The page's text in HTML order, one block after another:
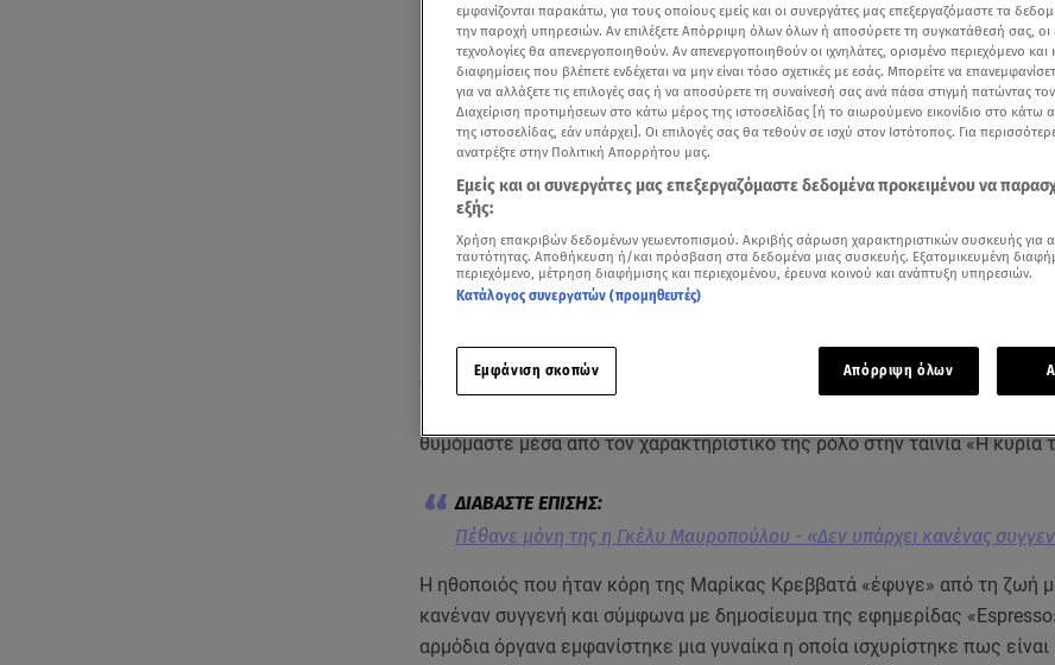
Δείτε περισσότερα άρθρα μας στα αποτελέσματα αναζήτησης
Φτωχότερος έγινε ο χώρος της υποκριτικής μετά τον θάνατο της
θυμόμαστε μέσα από τον χαρακτηριστικό της ρόλο στην ταινία «Η κυρία
Πέθανε μόνη της η Γκέλυ Μαυροπούλου - «Δεν υπάρχει κανένας
Η ηθοποιός που ήταν κόρη της Μαρίκας Κρεββατά «έφυγε» από τη ζωή
κανέναν συγγενή και σύμφωνα με δημοσίευμα της εφημερίδας
αρμόδια όργανα εμφανίστηκε μια γυναίκα η οποία ισχυρίστηκε πως είναι
εμφανίζονται παρακάτω, για τους οποίους εμείς και οι συνεργάτες μας επεξεργαζόμαστε τα
την παροχή υπηρεσιών. Αν επιλέξετε Απόρριψη όλων όλων ή αποσύρετε τη συγκατάθεσή σας, οι
τεχνολογίες θα απενεργοποιηθούν. Αν απενεργοποιηθούν οι ιχνηλάτες, ορισμένο περιεχόμενο και
διαφημίσεις που βλέπετε ενδέχεται να μην είναι τόσο σχετικές με εσάς. Μπορείτε να
για να αλλάξετε τις επιλογές σας ή να αποσύρετε τη συναίνεσή σας ανά πάσα στιγμή πατώντας
Διαχείριση προτιμήσεων στο κάτω μέρος της ιστοσελίδας [ή το αιωρούμενο εικονίδιο στο κάτω
της ιστοσελίδας, εάν υπάρχει]. Οι επιλογές σας θα τεθούν σε ισχύ στον Ιστότοπος. Για
ανατρέξτε στην Πολιτική Απορρήτου μας.
Εμείς και οι συνεργάτες μας επεξεργαζόμαστε δεδομένα προκειμένου να
εξής:
Χρήση επακριβών δεδομένων γεωεντοπισμού. Ακριβής σάρωση χαρακτηριστικών συσκευής για
ταυτότητας. Αποθήκευση ή/και πρόσβαση στα δεδομένα μιας συσκευής. Εξατομικευμένη
περιεχόμενο, μέτρηση διαφήμισης και περιεχομένου, έρευνα κοινού και ανάπτυξη υπηρεσιών.
Κατάλογος συνεργατών (προμηθευτές)
Εμφάνιση σκοπών Απόρριψη όλων